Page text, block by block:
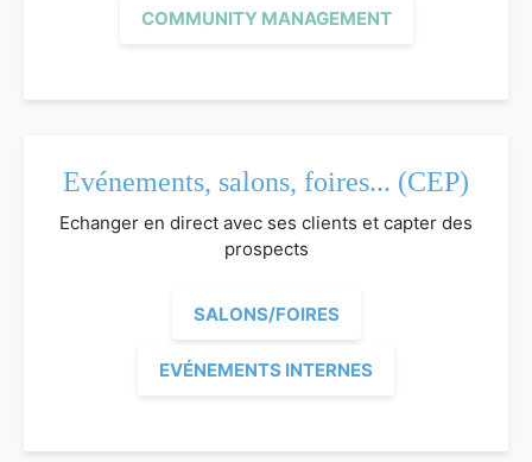
COMMUNITY MANAGEMENT
Evénements, salons, foires... (CEP)
Echanger en direct avec ses clients et capter des
prospects
SALONS/FOIRES
EVÉNEMENTS INTERNES